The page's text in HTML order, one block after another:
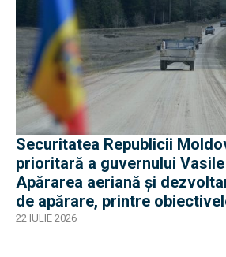
Securitatea Republicii
prioritară a guvernului
Apărarea aeriană și
de apărare, printre
22 IULIE 2026